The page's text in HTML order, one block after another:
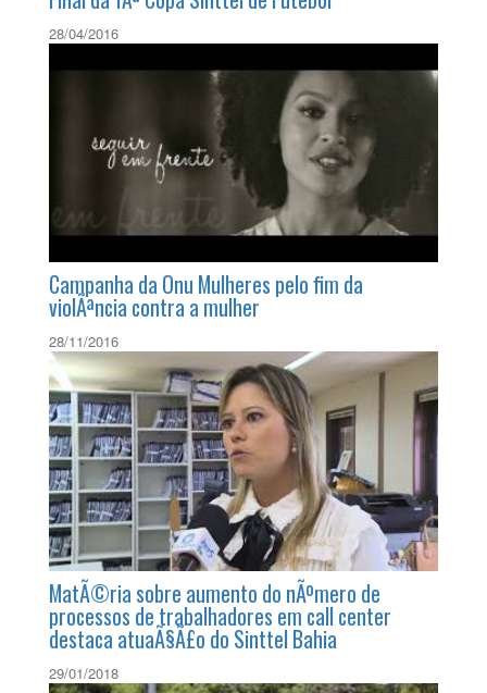
Final da 1Âª Copa Sinttel de Futebol
Campanha da Onu Mulheres pelo fim da
violÃªncia contra a mulher
28/11/2016